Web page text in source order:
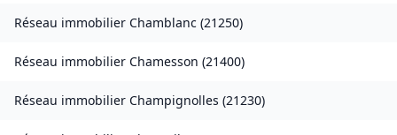
Réseau immobilier Chamblanc (21250)
Réseau immobilier Chamesson (21400)
Réseau immobilier Champignolles (21230)